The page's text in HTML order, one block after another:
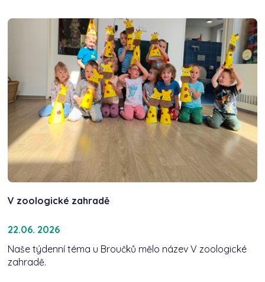
V zoologické zahradě
22.06. 2026
Naše týdenní téma u Broučků mělo název V zoologické
zahradě.